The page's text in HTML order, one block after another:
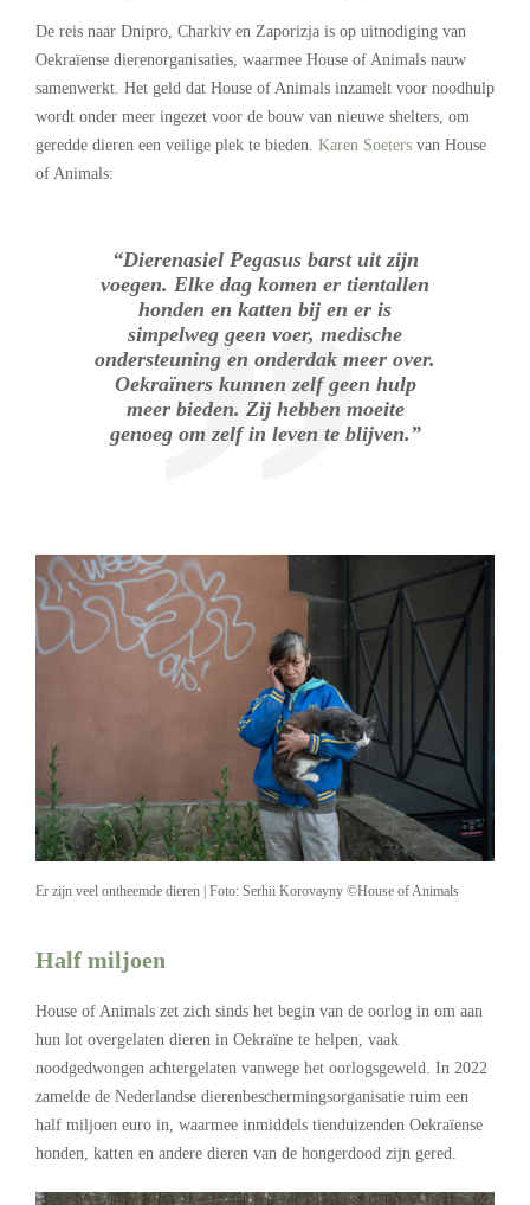
De reis naar Dnipro, Charkiv en Zaporizja is op uitnodiging van
Oekraïense dierenorganisaties, waarmee House of Animals nauw
samenwerkt. Het geld dat House of Animals inzamelt voor noodhulp
wordt onder meer ingezet voor de bouw van nieuwe shelters, om
geredde dieren een veilige plek te bieden. Karen Soeters van House
of Animals:
“Dierenasiel Pegasus barst uit zijn
voegen. Elke dag komen er tientallen
honden en katten bij en er is
simpelweg geen voer, medische
ondersteuning en onderdak meer over.
Oekraïners kunnen zelf geen hulp
meer bieden. Zij hebben moeite
genoeg om zelf in leven te blijven.”
Er zijn veel ontheemde dieren | Foto: Serhii Korovayny ©House of Animals
Half miljoen
House of Animals zet zich sinds het begin van de oorlog in om aan
hun lot overgelaten dieren in Oekraïne te helpen, vaak
noodgedwongen achtergelaten vanwege het oorlogsgeweld. In 2022
zamelde de Nederlandse dierenbeschermingsorganisatie ruim een
half miljoen euro in, waarmee inmiddels tienduizenden Oekraïense
honden, katten en andere dieren van de hongerdood zijn gered.